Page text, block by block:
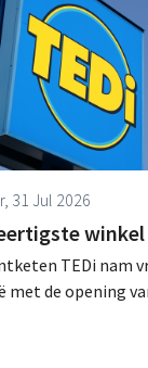
31 Jul 2026
TEDi nam
met de opening